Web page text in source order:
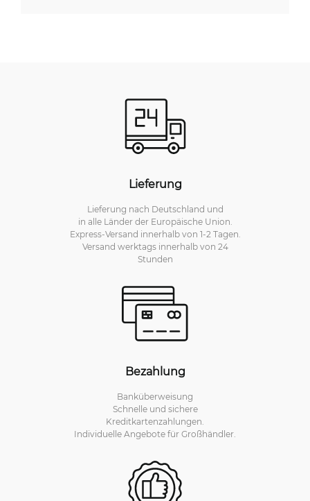
Lieferung
Lieferung nach Deutschland und
in alle Länder der Europäische Union.
Express-Versand innerhalb von 1-2 Tagen.
Versand werktags innerhalb von 24
Stunden
Bezahlung
Banküberweisung
Schnelle und sichere
Kreditkartenzahlungen.
Individuelle Angebote für Großhändler.